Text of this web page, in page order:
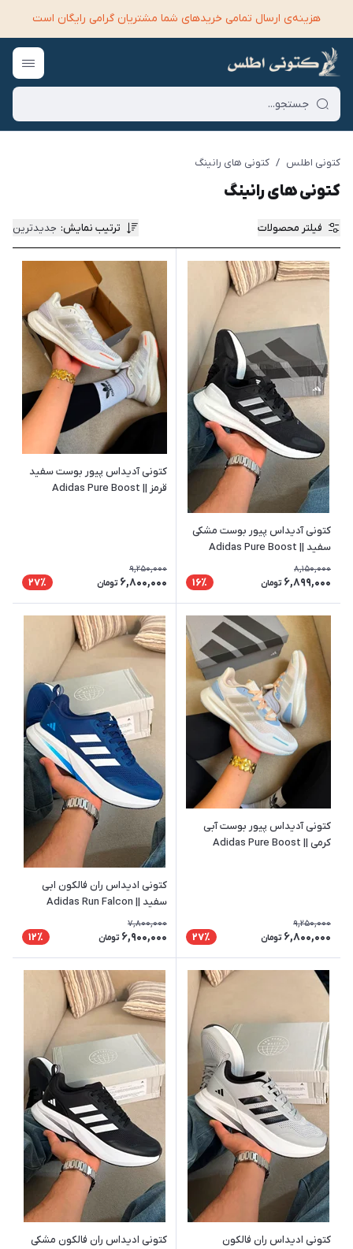
هزینه‌ی ارسال تمامی خرید‌های شما مشتریان گرامی رایگان است
کتونی اطلس / کتونی های رانینگ
کتونی های رانینگ
فیلتر محصولات ترتیب نمایش: جدیدترین
کتونی آدیداس پیور بوست مشکی
سفید || Adidas Pure Boost
8,150,000
6,899,000 تومان 16٪
کتونی آدیداس پیور بوست سفید
قرمز || Adidas Pure Boost
9,250,000
6,800,000 تومان 27٪
کتونی آدیداس پیور بوست آبی
کرمی || Adidas Pure Boost
9,250,000
6,800,000 تومان 27٪
کتونی ادیداس ران فالکون ابی
سفید || Adidas Run Falcon
7,800,000
6,900,000 تومان 12٪
کتونی ادیداس ران فالکون
کتونی ادیداس ران فالکون مشکی